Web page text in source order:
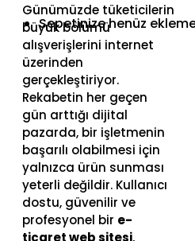
Sepetinize henüz
Günümüzde tüketicilerin
büyük bölümü
alışverişlerini internet
üzerinden
gerçekleştiriyor.
Rekabetin her geçen
gün arttığı dijital
pazarda, bir işletmenin
başarılı olabilmesi için
yalnızca ürün sunması
yeterli değildir. Kullanıcı
dostu, güvenilir ve
profesyonel bir e-
ticaret web sitesi,